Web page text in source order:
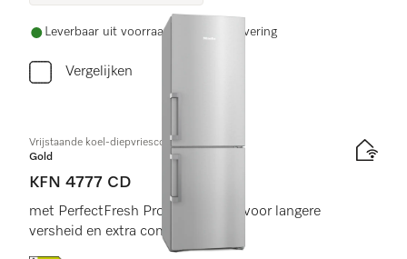
Leverbaar uit voorraad met gratis levering
Vergelijken
Vrijstaande koel-diepvriescombinatie
Gold
KFN 4777 CD
met PerfectFresh Pro en NoFrost voor langere
versheid en extra comfort.